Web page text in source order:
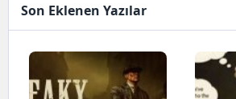
Son Eklenen Yazılar